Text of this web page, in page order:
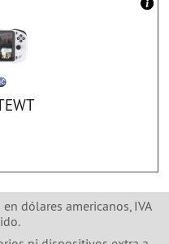
dólares americanos, IVA